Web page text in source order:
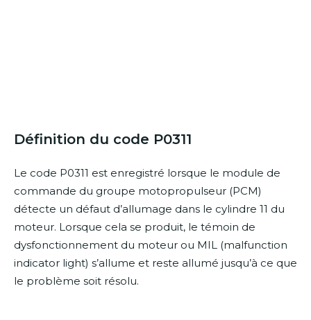
Définition du code P0311
Le code P0311 est enregistré lorsque le module de
commande du groupe motopropulseur (PCM)
détecte un défaut d’allumage dans le cylindre 11 du
moteur. Lorsque cela se produit, le témoin de
dysfonctionnement du moteur ou MIL (malfunction
indicator light) s’allume et reste allumé jusqu’à ce que
le problème soit résolu.